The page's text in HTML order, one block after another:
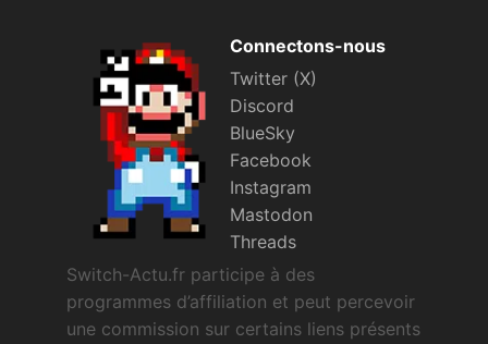
Connectons-nous
Twitter (X)
Discord
BlueSky
Facebook
Instagram
Mastodon
Threads
Switch-Actu.fr participe à des
programmes d’affiliation et peut percevoir
une commission sur certains liens présents